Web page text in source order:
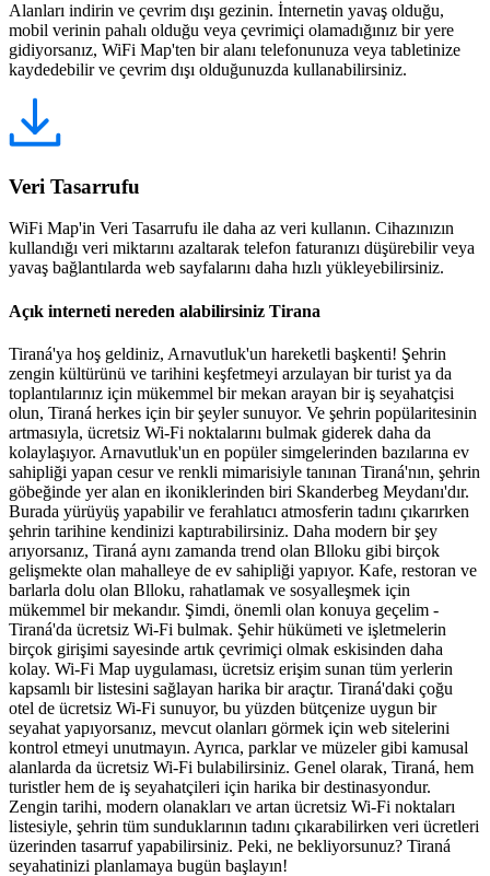
Alanları indirin ve çevrim dışı gezinin. İnternetin yavaş olduğu,
mobil verinin pahalı olduğu veya çevrimiçi olamadığınız bir yere
gidiyorsanız, WiFi Map'ten bir alanı telefonunuza veya tabletinize
kaydedebilir ve çevrim dışı olduğunuzda kullanabilirsiniz.
Veri Tasarrufu
WiFi Map'in Veri Tasarrufu ile daha az veri kullanın. Cihazınızın
kullandığı veri miktarını azaltarak telefon faturanızı düşürebilir veya
yavaş bağlantılarda web sayfalarını daha hızlı yükleyebilirsiniz.
Açık interneti nereden alabilirsiniz Tirana
Tiraná'ya hoş geldiniz, Arnavutluk'un hareketli başkenti! Şehrin
zengin kültürünü ve tarihini keşfetmeyi arzulayan bir turist ya da
toplantılarınız için mükemmel bir mekan arayan bir iş seyahatçisi
olun, Tiraná herkes için bir şeyler sunuyor. Ve şehrin popülaritesinin
artmasıyla, ücretsiz Wi-Fi noktalarını bulmak giderek daha da
kolaylaşıyor. Arnavutluk'un en popüler simgelerinden bazılarına ev
sahipliği yapan cesur ve renkli mimarisiyle tanınan Tiraná'nın, şehrin
göbeğinde yer alan en ikoniklerinden biri Skanderbeg Meydanı'dır.
Burada yürüyüş yapabilir ve ferahlatıcı atmosferin tadını çıkarırken
şehrin tarihine kendinizi kaptırabilirsiniz. Daha modern bir şey
arıyorsanız, Tiraná aynı zamanda trend olan Blloku gibi birçok
gelişmekte olan mahalleye de ev sahipliği yapıyor. Kafe, restoran ve
barlarla dolu olan Blloku, rahatlamak ve sosyalleşmek için
mükemmel bir mekandır. Şimdi, önemli olan konuya geçelim -
Tiraná'da ücretsiz Wi-Fi bulmak. Şehir hükümeti ve işletmelerin
birçok girişimi sayesinde artık çevrimiçi olmak eskisinden daha
kolay. Wi-Fi Map uygulaması, ücretsiz erişim sunan tüm yerlerin
kapsamlı bir listesini sağlayan harika bir araçtır. Tiraná'daki çoğu
otel de ücretsiz Wi-Fi sunuyor, bu yüzden bütçenize uygun bir
seyahat yapıyorsanız, mevcut olanları görmek için web sitelerini
kontrol etmeyi unutmayın. Ayrıca, parklar ve müzeler gibi kamusal
alanlarda da ücretsiz Wi-Fi bulabilirsiniz. Genel olarak, Tiraná, hem
turistler hem de iş seyahatçileri için harika bir destinasyondur.
Zengin tarihi, modern olanakları ve artan ücretsiz Wi-Fi noktaları
listesiyle, şehrin tüm sunduklarının tadını çıkarabilirken veri ücretleri
üzerinden tasarruf yapabilirsiniz. Peki, ne bekliyorsunuz? Tiraná
seyahatinizi planlamaya bugün başlayın!